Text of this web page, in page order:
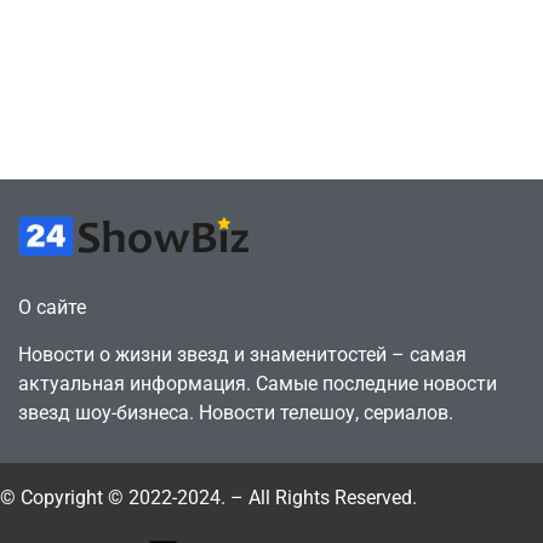
О сайте
Новости о жизни звезд и знаменитостей – самая
актуальная информация. Самые последние новости
звезд шоу-бизнеса. Новости телешоу, сериалов.
© Copyright © 2022-2024. – All Rights Reserved.